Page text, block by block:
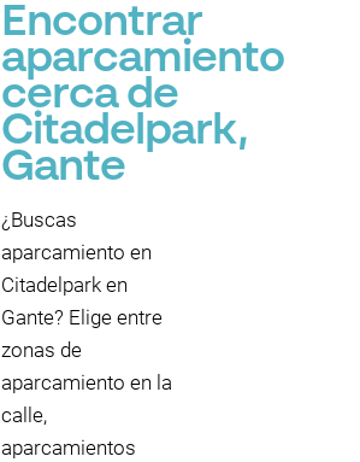
Encontrar
aparcamiento
cerca de
Citadelpark,
Gante
¿Buscas
aparcamiento en
Citadelpark en
Gante? Elige entre
zonas de
aparcamiento en la
calle,
aparcamientos